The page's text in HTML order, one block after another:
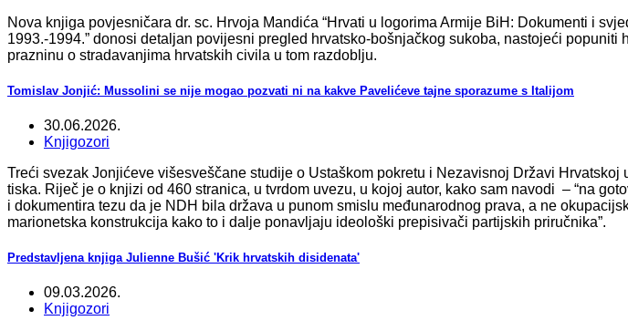
Nova knjiga povjesničara dr. sc. Hrvoja Mandića “Hrvati u logorima Armije BiH: Dokumenti i
1993.-1994.” donosi detaljan povijesni pregled hrvatsko-bošnjačkog sukoba, nastojeći popuniti
prazninu o stradavanjima hrvatskih civila u tom razdoblju.
Tomislav Jonjić: Mussolini se nije mogao pozvati ni na kakve Pavelićeve tajne sporazume s Italijom
30.06.2026.
Knjigozori
Treći svezak Jonjićeve višesveščane studije o Ustaškom pokretu i Nezavisnoj Državi Hrvatskoj
tiska. Riječ je o knjizi od 460 stranica, u tvrdom uvezu, u kojoj autor, kako sam navodi – “na
i dokumentira tezu da je NDH bila država u punom smislu međunarodnog prava, a ne
marionetska konstrukcija kako to i dalje ponavljaju ideološki prepisivači partijskih priručnika”.
Predstavljena knjiga Julienne Bušić 'Krik hrvatskih disidenata'
09.03.2026.
Knjigozori